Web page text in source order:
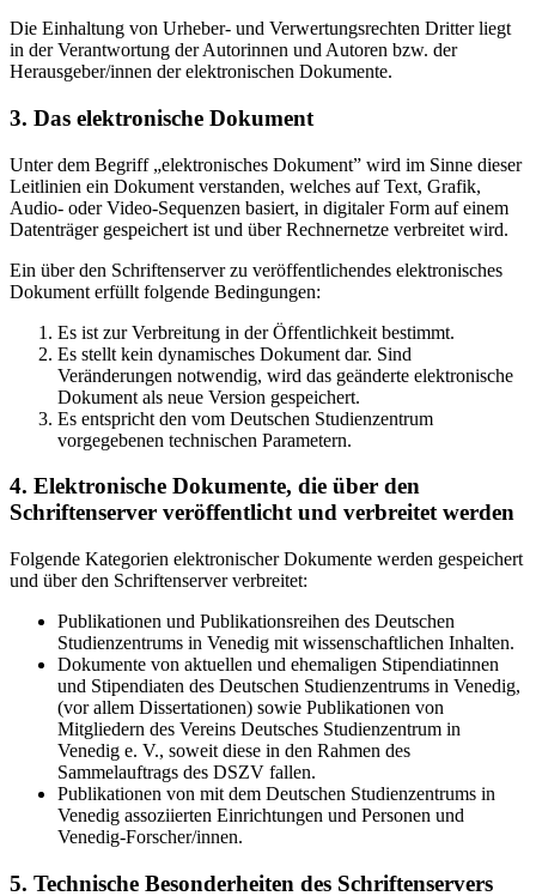
Die Einhaltung von Urheber- und Verwertungsrechten Dritter liegt
in der Verantwortung der Autorinnen und Autoren bzw. der
Herausgeber/innen der elektronischen Dokumente.
3. Das elektronische Dokument
Unter dem Begriff „elektronisches Dokument” wird im Sinne dieser
Leitlinien ein Dokument verstanden, welches auf Text, Grafik,
Audio- oder Video-Sequenzen basiert, in digitaler Form auf einem
Datenträger gespeichert ist und über Rechnernetze verbreitet wird.
Ein über den Schriftenserver zu veröffentlichendes elektronisches
Dokument erfüllt folgende Bedingungen:
Es ist zur Verbreitung in der Öffentlichkeit bestimmt.
Es stellt kein dynamisches Dokument dar. Sind
Veränderungen notwendig, wird das geänderte elektronische
Dokument als neue Version gespeichert.
Es entspricht den vom Deutschen Studienzentrum
vorgegebenen technischen Parametern.
4. Elektronische Dokumente, die über den
Schriftenserver veröffentlicht und verbreitet werden
Folgende Kategorien elektronischer Dokumente werden gespeichert
und über den Schriftenserver verbreitet:
Publikationen und Publikationsreihen des Deutschen
Studienzentrums in Venedig mit wissenschaftlichen Inhalten.
Dokumente von aktuellen und ehemaligen Stipendiatinnen
und Stipendiaten des Deutschen Studienzentrums in Venedig,
(vor allem Dissertationen) sowie Publikationen von
Mitgliedern des Vereins Deutsches Studienzentrum in
Venedig e. V., soweit diese in den Rahmen des
Sammelauftrags des DSZV fallen.
Publikationen von mit dem Deutschen Studienzentrums in
Venedig assoziierten Einrichtungen und Personen und
Venedig-Forscher/innen.
5. Technische Besonderheiten des Schriftenservers